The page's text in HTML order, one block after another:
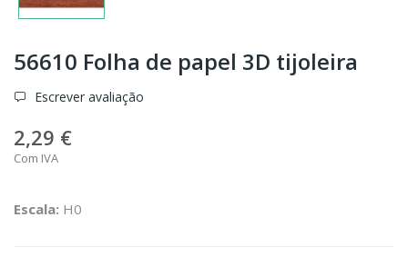
56610 Folha de papel 3D tijoleira
Escrever avaliação
2,29 €
Com IVA
Escala: H0